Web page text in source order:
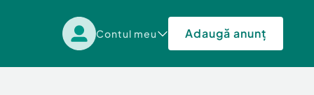
Contul meu Adaugă anunț